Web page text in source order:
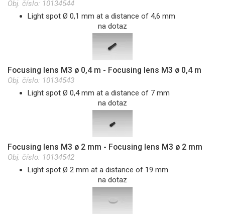
Obj. číslo: 10134544
Light spot Ø 0,1 mm at a distance of 4,6 mm
na dotaz
Focusing lens M3 ø 0,4 m - Focusing lens M3 ø 0,4 m
Obj. číslo: 10134543
Light spot Ø 0,4 mm at a distance of 7 mm
na dotaz
Focusing lens M3 ø 2 mm - Focusing lens M3 ø 2 mm
Obj. číslo: 10134542
Light spot Ø 2 mm at a distance of 19 mm
na dotaz